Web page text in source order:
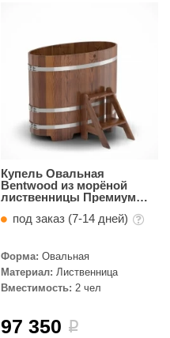
Купель Овальная
Bentwood из морёной
лиственницы Премиум
под заказ (7-14 дней)
Форма: Овальная
Материал: Лиственница
Вместимость: 2 чел
97 350 i